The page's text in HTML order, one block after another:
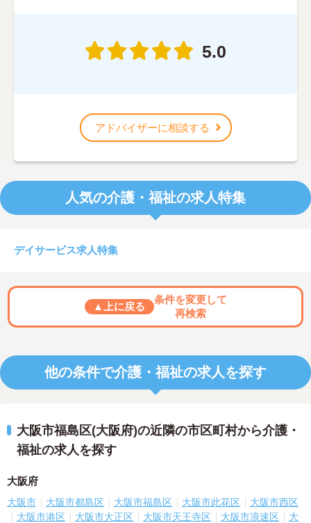
5.0
アドバイザーに相談する
人気の介護・福祉の求人特集
デイサービス求人特集
▲上に戻る
条件を変更して
再検索
他の条件で介護・福祉の求人を探す
大阪市福島区(大阪府)の近隣の市区町村から介護・
福祉の求人を探す
大阪府
大阪市 大阪市都島区 大阪市福島区 大阪市此花区
大阪市西区
大阪市港区
大阪市大正区 大阪市天王寺区 大阪市浪速区
大